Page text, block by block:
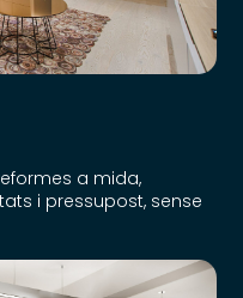
a mida,
i pressupost, sense